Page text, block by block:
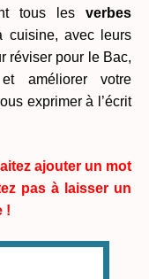
tous les verbes
cuisine, avec leurs
réviser pour le Bac,
améliorer votre
exprimer à l’écrit
ajouter un mot
pas à laisser un
!